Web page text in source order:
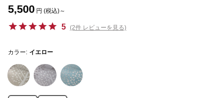
5,500 円 (税込)～
5 (2件 レビューを見る)
カラー: イエロー